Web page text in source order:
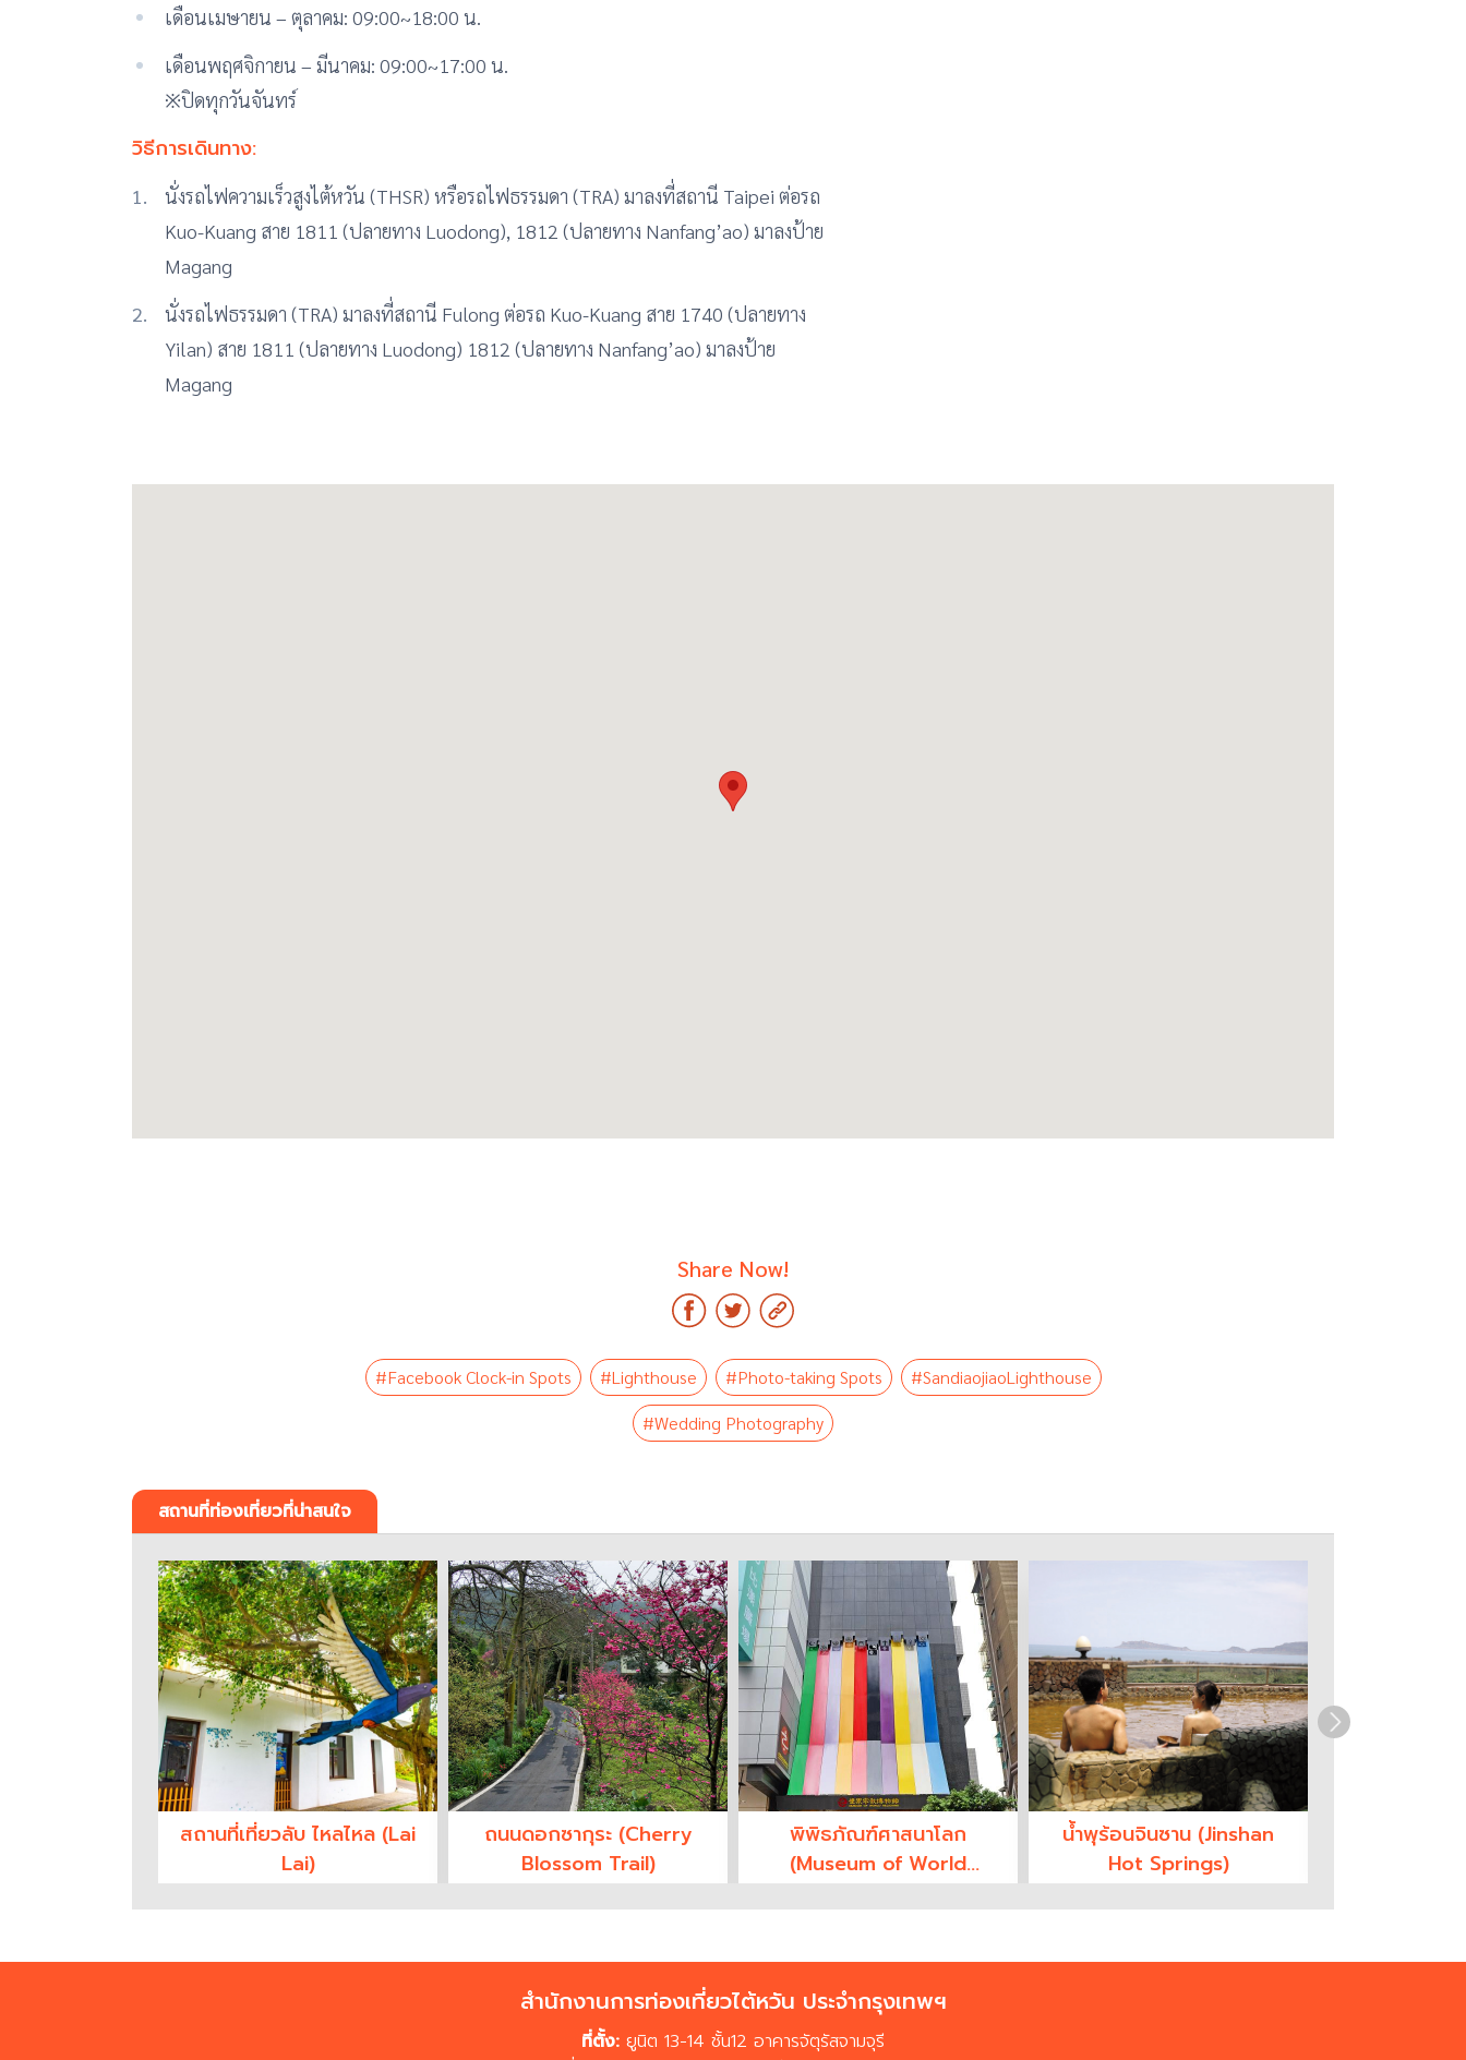
เดือนเมษายน – ตุลาคม: 09:00~18:00 น.
เดือนพฤศจิกายน – มีนาคม: 09:00~17:00 น.
※ปิดทุกวันจันทร์
วิธีการเดินทาง:
นั่งรถไฟความเร็วสูงไต้หวัน (THSR) หรือรถไฟธรรมดา (TRA) มาลงที่สถานี Taipei ต่อรถ
Kuo-Kuang สาย 1811 (ปลายทาง Luodong), 1812 (ปลายทาง Nanfang’ao) มาลงป้าย
Magang
นั่งรถไฟธรรมดา (TRA) มาลงที่สถานี Fulong ต่อรถ Kuo-Kuang สาย 1740 (ปลายทาง
Yilan) สาย 1811 (ปลายทาง Luodong) 1812 (ปลายทาง Nanfang’ao) มาลงป้าย
Magang
Share Now!
#Facebook Clock-in Spots #Lighthouse #Photo-taking Spots
#SandiaojiaoLighthouse
#Wedding Photography
สถานที่ท่องเที่ยวที่น่าสนใจ
สถานที่เที่ยวลับ ไหลไหล (Lai
Lai)
ถนนดอกซากุระ (Cherry
Blossom Trail)
พิพิธภัณฑ์ศาสนาโลก
(Museum of World
Religions)
น้ำพุร้อนจินซาน (Jinshan
Hot Springs)
สำนักงานการท่องเที่ยวไต้หวัน ประจำกรุงเทพฯ
ที่ตั้ง: ยูนิต 13-14 ชั้น12 อาคารจัตุรัสจามจุรี